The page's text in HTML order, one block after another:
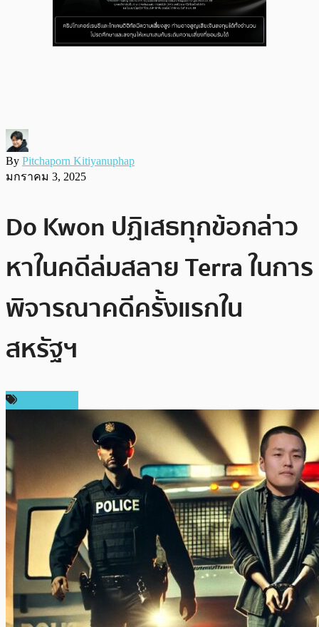
By Pitchaporn Kitiyanuphap
มกราคม 3, 2025
Do Kwon ปฏิเสธทุกข้อกล่าว
หาในคดีล่มสลาย Terra ในการ
พิจารณาคดีครั้งแรกใน
สหรัฐฯ